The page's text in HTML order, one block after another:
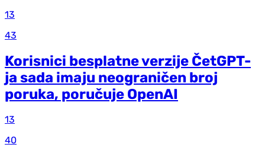
13
43
Korisnici besplatne verzije ČetGPT-
ja sada imaju neograničen broj
poruka, poručuje OpenAI
13
40